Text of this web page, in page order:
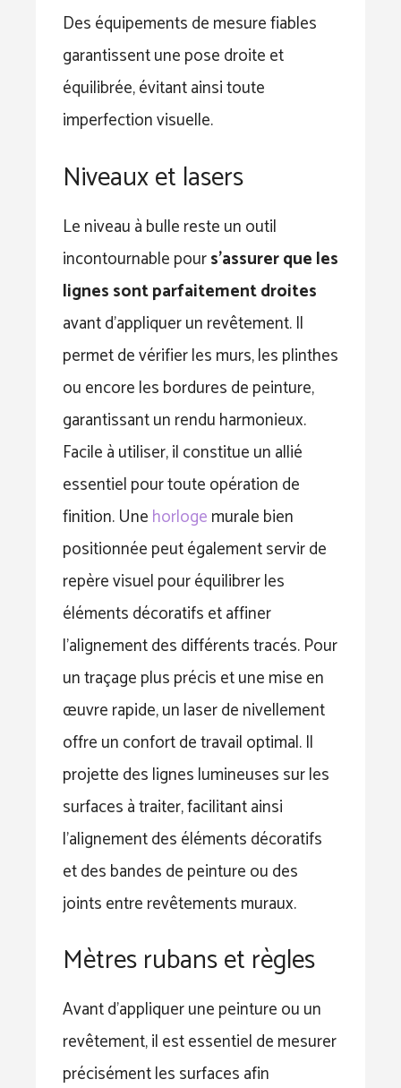
Des équipements de mesure fiables
garantissent une pose droite et
équilibrée, évitant ainsi toute
imperfection visuelle.
Niveaux et lasers
Le niveau à bulle reste un outil
incontournable pours’assurer que les
lignes sont parfaitement droites
avant d’appliquer un revêtement. Il
permet de vérifier les murs, les plinthes
ou encore les bordures de peinture,
garantissant un rendu harmonieux.
Facile à utiliser, il constitue un allié
essentiel pour toute opération de
finition. Unehorlogemurale bien
positionnée peut également servir de
repère visuel pour équilibrer les
éléments décoratifs et affiner
l’alignement des différents tracés. Pour
un traçage plus précis et une mise en
œuvre rapide, un laser de nivellement
offre un confort de travail optimal. Il
projette des lignes lumineuses sur les
surfaces à traiter, facilitant ainsi
l’alignement des éléments décoratifs
et des bandes de peinture ou des
joints entre revêtements muraux.
Mètres rubans et règles
Avant d’appliquer une peinture ou un
revêtement, il est essentiel de mesurer
précisément les surfaces afin